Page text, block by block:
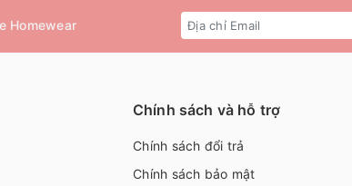
Homewear
Chính sách và hỗ trợ
Chính sách đổi trả
Chính sách bảo mật